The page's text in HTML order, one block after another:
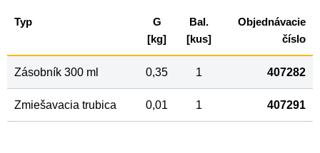
Typ
G
[kg]
Bal.
[kus]
Objednávacie
číslo
Zásobník 300 ml 0,35 1 407282
Zmiešavacia trubica 0,01 1 407291